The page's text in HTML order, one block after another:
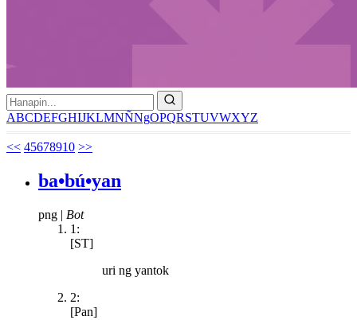
ABCDEFGHIJKLMNÑNgOPQRSTUVWXYZ
<< 45678910 >>
ba•bú•yan
png | Bot
1:
[ST]
uri ng yantok
2:
[Pan]